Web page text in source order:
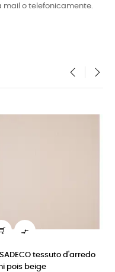
o telefonicamente.

tessuto d'arredo
pois beige